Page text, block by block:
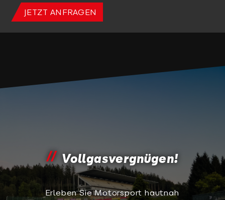
JETZT ANFRAGEN
Vollgasvergnügen!
Erleben Sie Motorsport hautnah